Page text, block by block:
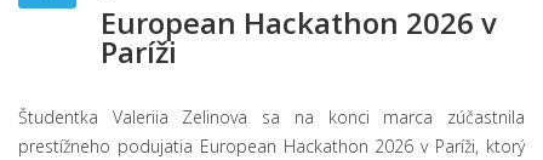
European Hackathon 2026 v
Paríži
Študentka Valeriia Zelinova sa na konci marca zúčastnila
prestížneho podujatia European Hackathon 2026 v Paríži, ktorý